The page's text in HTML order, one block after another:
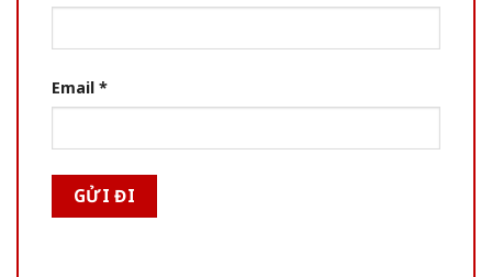
Email *